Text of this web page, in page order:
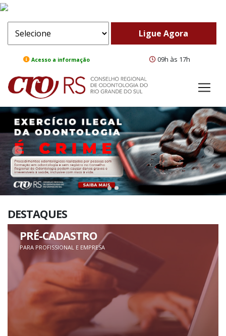
Acesso a informação 09h às 17h
ComeBack
DESTAQUES
PRÉ-CADASTRO
PARA PROFISSIONAL E EMPRESA